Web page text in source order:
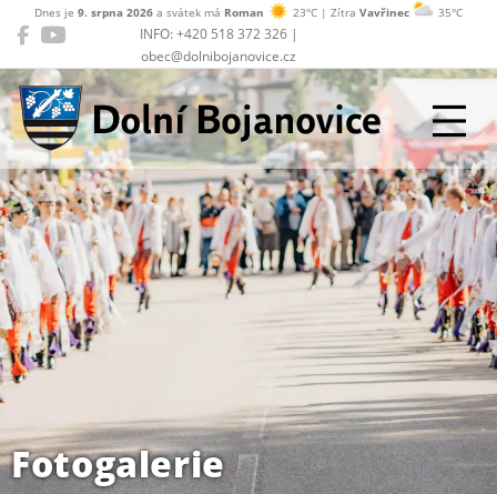
INFO: +420 518 372 326 |
obec@dolnibojanovice.cz
Dnes je 9. srpna 2026 a svátek má Roman 23°C | Zítra Vavřinec 35°C
Dolní Bojanovice
Fotogalerie